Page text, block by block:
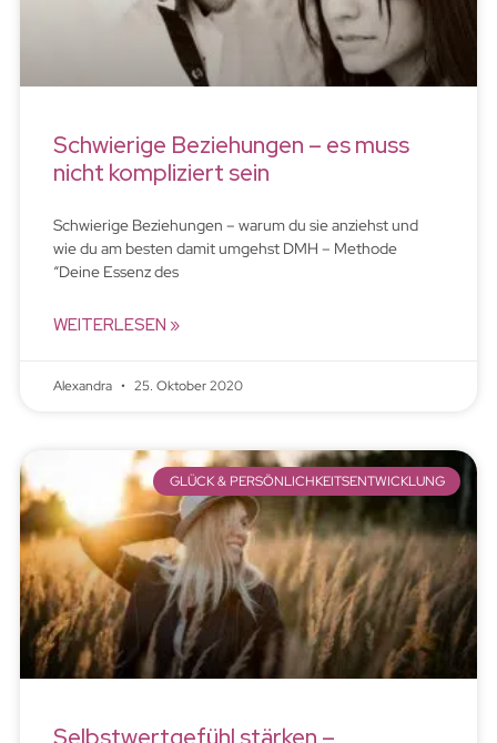
Schwierige Beziehungen – es muss
nicht kompliziert sein
Schwierige Beziehungen – warum du sie anziehst und
wie du am besten damit umgehst DMH – Methode
“Deine Essenz des
WEITERLESEN »
Alexandra 25. Oktober 2020
GLÜCK & PERSÖNLICHKEITSENTWICKLUNG
Selbstwertgefühl stärken –